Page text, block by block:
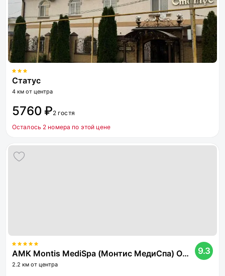
Статус
4 км от центра
5760 ₽2 гостя
Осталось 2 номера по этой цене
АМК Montis MediSpa (Монтис МедиСпа) Отель Пятигорск 5*
2.2 км от центра
9.3